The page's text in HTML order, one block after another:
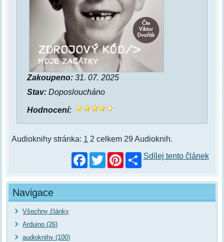
Zakoupeno: 31. 07. 2025
Stav: Doposloucháno
Hodnocení:
Audioknihy stránka: 1 2 celkem 29 Audioknih.
Facebook
TwitterPinterestSdílej tento článek
Navigace
Všechny články
Arduino (26)
audioknihy (100)